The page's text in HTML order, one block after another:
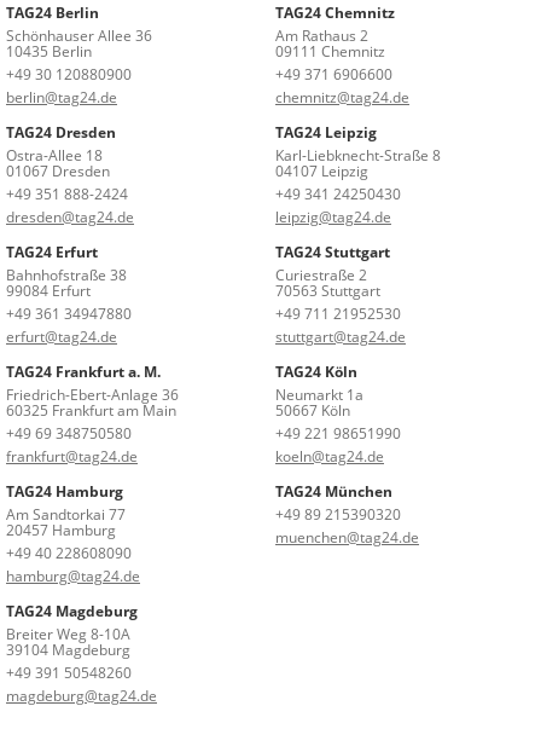
TAG24 Berlin
Schönhauser Allee 36
10435 Berlin
+49 30 120880900
berlin@tag24.de
TAG24 Chemnitz
Am Rathaus 2
09111 Chemnitz
+49 371 6906600
chemnitz@tag24.de
TAG24 Dresden
Ostra-Allee 18
01067 Dresden
+49 351 888-2424
dresden@tag24.de
TAG24 Leipzig
Karl-Liebknecht-Straße 8
04107 Leipzig
+49 341 24250430
leipzig@tag24.de
TAG24 Erfurt
Bahnhofstraße 38
99084 Erfurt
+49 361 34947880
erfurt@tag24.de
TAG24 Stuttgart
Curiestraße 2
70563 Stuttgart
+49 711 21952530
stuttgart@tag24.de
TAG24 Frankfurt a. M.
Friedrich-Ebert-Anlage 36
60325 Frankfurt am Main
+49 69 348750580
frankfurt@tag24.de
TAG24 Köln
Neumarkt 1a
50667 Köln
+49 221 98651990
koeln@tag24.de
TAG24 Hamburg
Am Sandtorkai 77
20457 Hamburg
+49 40 228608090
hamburg@tag24.de
TAG24 München
+49 89 215390320
muenchen@tag24.de
TAG24 Magdeburg
Breiter Weg 8-10A
39104 Magdeburg
+49 391 50548260
magdeburg@tag24.de